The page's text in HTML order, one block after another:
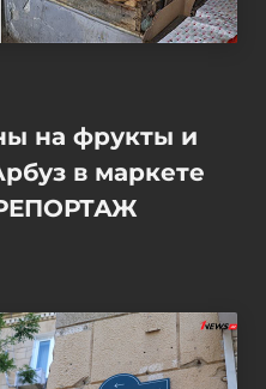
на фрукты и
в маркете